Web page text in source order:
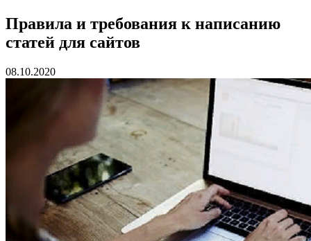
Правила и требования к написанию
статей для сайтов
08.10.2020